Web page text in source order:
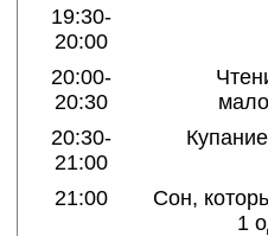
19:30-
20:00
20:00-
20:30
20:30-
21:00
21:00
Сон,
1